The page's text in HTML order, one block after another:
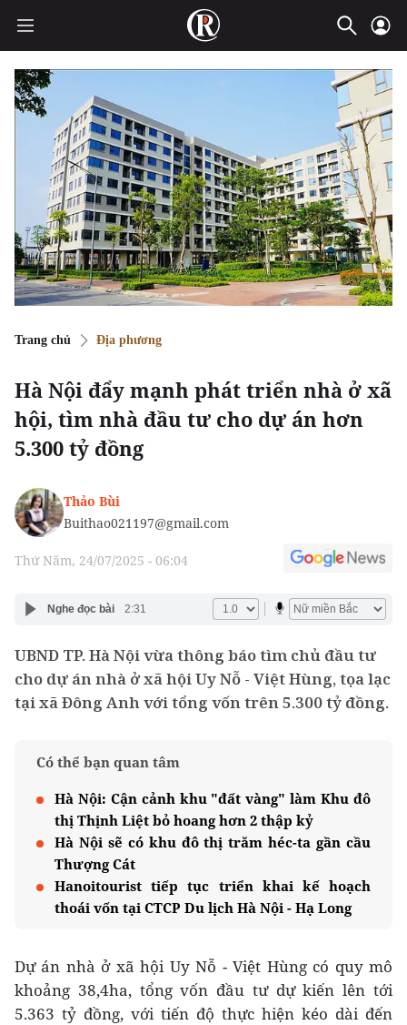
Trang chủ Địa phương
Hà Nội đẩy mạnh phát triển nhà ở xã
hội, tìm nhà đầu tư cho dự án hơn
5.300 tỷ đồng
Thảo Bùi
Buithao021197@gmail.com
Thứ Năm, 24/07/2025 - 06:04
Nghe đọc bài 2:31
UBND TP. Hà Nội vừa thông báo tìm chủ đầu tư
cho dự án nhà ở xã hội Uy Nỗ - Việt Hùng, tọa lạc
tại xã Đông Anh với tổng vốn trên 5.300 tỷ đồng.
Có thể bạn quan tâm
Hà Nội: Cận cảnh khu "đất vàng" làm Khu đô
thị Thịnh Liệt bỏ hoang hơn 2 thập kỷ
Hà Nội sẽ có khu đô thị trăm héc-ta gần cầu
Thượng Cát
Hanoitourist tiếp tục triển khai kế hoạch
thoái vốn tại CTCP Du lịch Hà Nội - Hạ Long
Dự án nhà ở xã hội Uy Nỗ - Việt Hùng có quy mô
khoảng 38,4ha, tổng vốn đầu tư dự kiến lên tới
5.363 tỷ đồng, với tiến độ thực hiện kéo dài đến